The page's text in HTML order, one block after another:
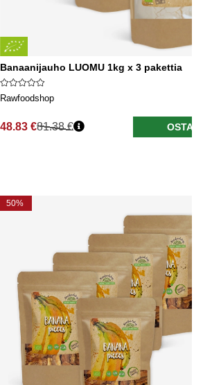
Banaanijauho LUOMU 1kg x 3 pakettia
Rawfoodshop
48.83 €81.38 € OSTA
50%